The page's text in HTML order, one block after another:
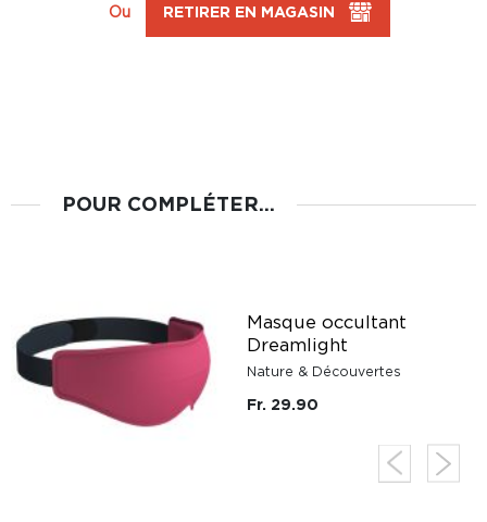
Ou RETIRER EN MAGASIN
POUR COMPLÉTER...
Masque occultant
Dreamlight
Nature & Découvertes
Fr. 29.90